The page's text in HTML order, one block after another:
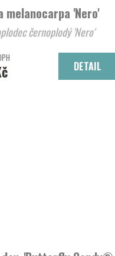
melanocarpa 'Nero'
černoplodý 'Nero'
DETAIL